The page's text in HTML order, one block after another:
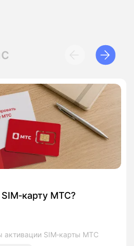
МТС?
активации SIM‑карты МТС